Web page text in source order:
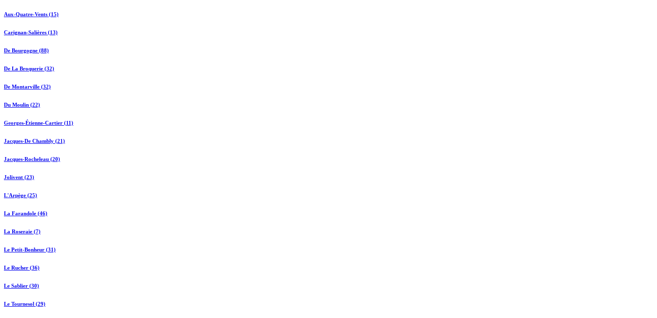
Aux-Quatre-Vents (15)
Carignan-Salières (13)
De Bourgogne (88)
De La Broquerie (32)
De Montarville (32)
Du Moulin (22)
Georges-Étienne-Cartier (11)
Jacques-De Chambly (21)
Jacques-Rocheleau (20)
Jolivent (23)
L'Arpège (25)
La Farandole (46)
La Roseraie (7)
Le Petit-Bonheur (31)
Le Rucher (36)
Le Sablier (30)
Le Tournesol (29)